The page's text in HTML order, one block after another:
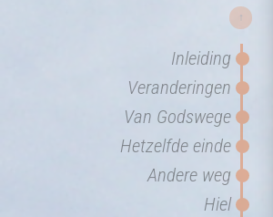
↑
Inleiding
Veranderingen
Van Godswege
Hetzelfde einde
Andere weg
Hiel